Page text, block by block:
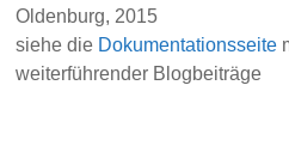
Oldenburg, 2015
siehe die Dokumentationsseite
weiterführender Blogbeiträge